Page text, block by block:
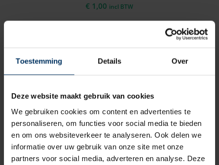
Toestemming Details Over
Deze website maakt gebruik van cookies
We gebruiken cookies om content en advertenties te
personaliseren, om functies voor social media te bieden
en om ons websiteverkeer te analyseren. Ook delen we
informatie over uw gebruik van onze site met onze
partners voor social media, adverteren en analyse. Deze
€ 1,00 incl BTW